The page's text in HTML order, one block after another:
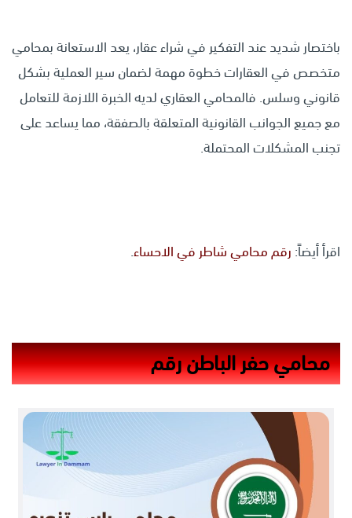
باختصار شديد عند التفكير في شراء عقار، يعد الاستعانة بمحامي
متخصص في العقارات خطوة مهمة لضمان سير العملية بشكل
قانوني وسلس. فالمحامي العقاري لديه الخبرة اللازمة للتعامل
مع جميع الجوانب القانونية المتعلقة بالصفقة، مما يساعد على
تجنب المشكلات المحتملة.
اقرأ أيضاً: رقم محامي شاطر في الاحساء.
محامي حفر الباطن رقم